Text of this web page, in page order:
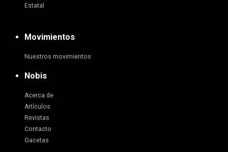
Estatal
Movimientos
Nuestros movimientos
Nobis
Acerca de
Artículos
Revistas
Contacto
Gacetas